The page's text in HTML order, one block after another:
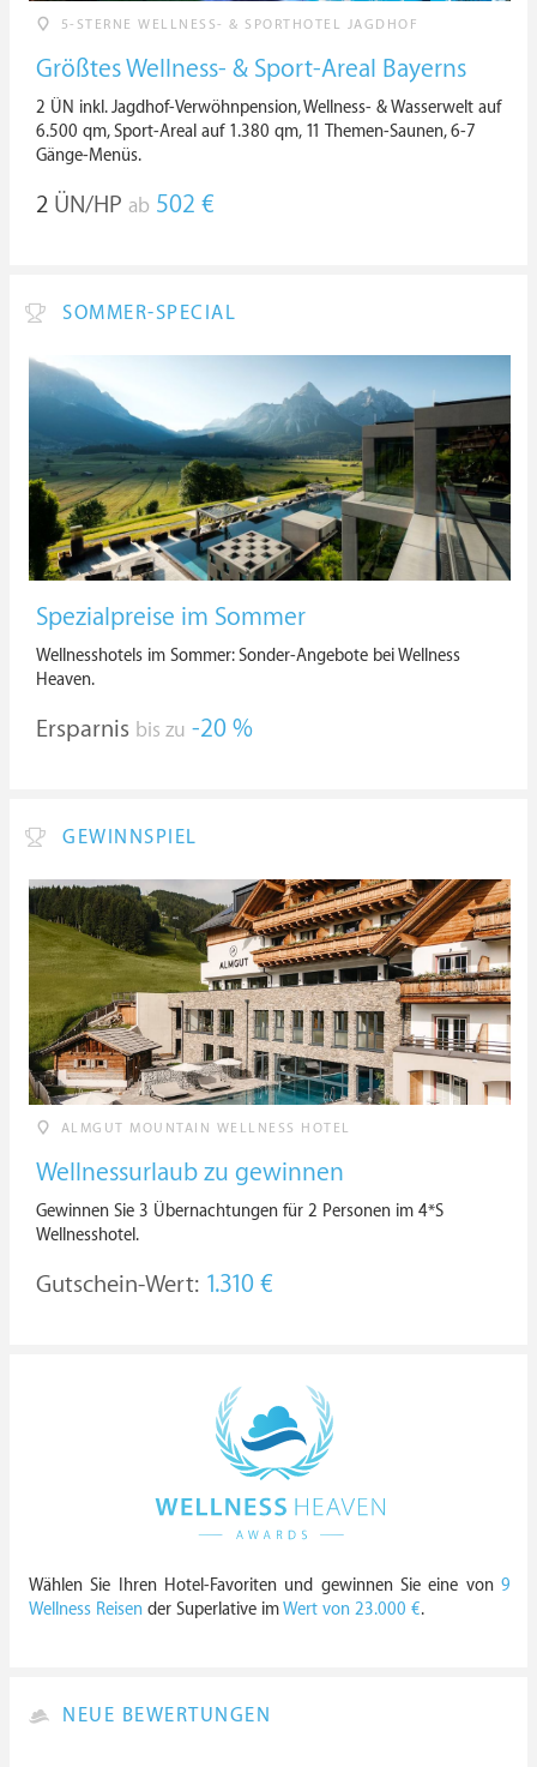
5-STERNE WELLNESS- & SPORTHOTEL JAGDHOF
Größtes Wellness- & Sport-Areal Bayerns
2 ÜN inkl. Jagdhof-Verwöhnpension, Wellness- & Wasserwelt auf
6.500 qm, Sport-Areal auf 1.380 qm, 11 Themen-Saunen, 6-7
Gänge-Menüs.
2 ÜN/HP ab 502 €
SOMMER-SPECIAL
Spezialpreise im Sommer
Wellnesshotels im Sommer: Sonder-Angebote bei Wellness
Heaven.
Ersparnis bis zu -20 %
GEWINNSPIEL
ALMGUT MOUNTAIN WELLNESS HOTEL
Wellnessurlaub zu gewinnen
Gewinnen Sie 3 Übernachtungen für 2 Personen im 4*S
Wellnesshotel.
Gutschein-Wert: 1.310 €
Wählen Sie Ihren Hotel-Favoriten und gewinnen Sie eine von 9
Wellness Reisen der Superlative imWert von 23.000 €.
NEUE BEWERTUNGEN